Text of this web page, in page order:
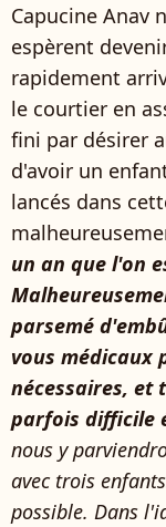
Capucine Anav
espèrent
rapidement
le courtier en
fini par désirer
d'avoir un
lancés dans
un an que l'on
parsemé
vous médicaux
nécessaires, et
parfois difficile
nous y
avec trois
possible. Dans